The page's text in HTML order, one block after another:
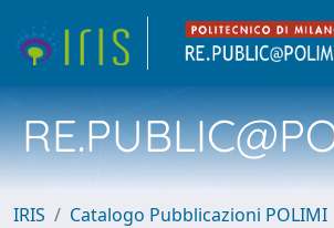
IRIS Catalogo Pubblicazioni POLIMI